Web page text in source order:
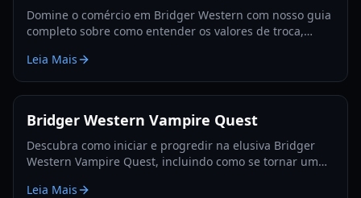
Domine o comércio em Bridger Western com nosso guia
completo sobre como entender os valores de troca,
informadas.
Leia Mais
Bridger Western Vampire Quest
Descubra como iniciar e progredir na elusiva Bridger
Western Vampire Quest, incluindo como se tornar um
Leia Mais